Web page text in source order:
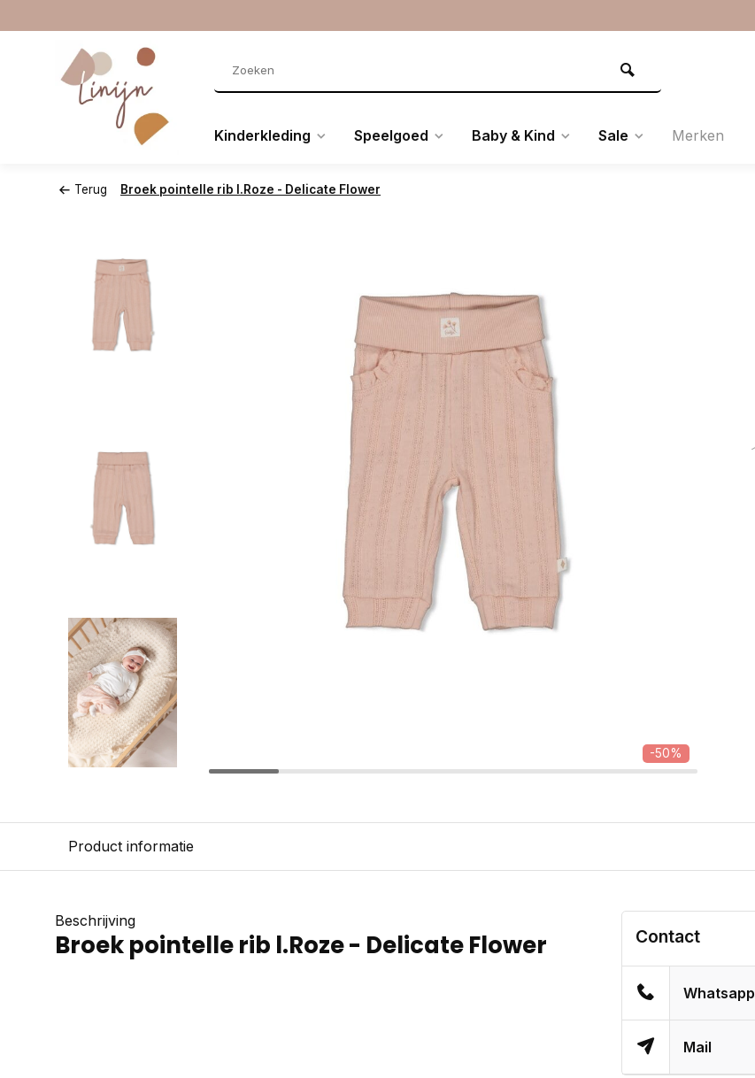
Kinderkleding Speelgoed Baby & Kind Sale Merken
Terug Broek pointelle rib l.Roze - Delicate Flower
-50%
Product informatie
Beschrijving
Broek pointelle rib l.Roze - Delicate Flower Contact
Whatsapp
Mail